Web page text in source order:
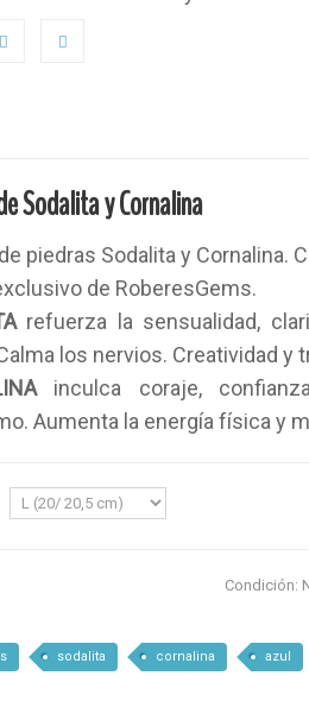
Sodalita y Cornalina
piedras Sodalita y Cornalina. C
de RoberesGems.
refuerza la sensualidad,
los nervios. Creatividad y
inculca coraje,
Aumenta la energía física y
Condición:
sodalita cornalina azul